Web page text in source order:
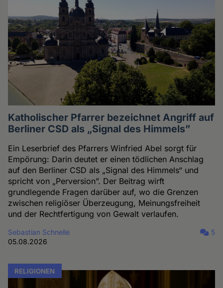
Katholischer Pfarrer bezeichnet Angriff auf
Berliner CSD als „Signal des Himmels”
Ein Leserbrief des Pfarrers Winfried Abel sorgt für
Empörung: Darin deutet er einen tödlichen Anschlag
auf den Berliner CSD als „Signal des Himmels“ und
spricht von „Perversion”. Der Beitrag wirft
grundlegende Fragen darüber auf, wo die Grenzen
zwischen religiöser Überzeugung, Meinungsfreiheit
und der Rechtfertigung von Gewalt verlaufen.
Sebastian Schnelle
05.08.2026
5
RELIGIONEN